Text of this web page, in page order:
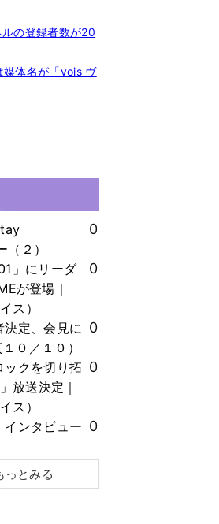
の登録者数が20
体名が「vois ヴ
２）
0
」にリーダ
が登場｜
ス）
0
決定、会見に
０／１０）
0
ックを切り拓
放送決定｜
ス）
0
インタビュー 0
っとみる